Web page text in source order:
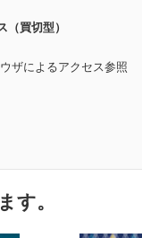
（買切型）
ザによるアクセス参照
す。